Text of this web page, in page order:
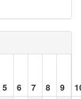
5 6 7 8 9